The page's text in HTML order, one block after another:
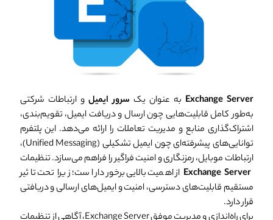
Exchange Server به عنوان یک سرور ایمیل و ارتباطات شرکتی
به‌طور کامل قابلیت‌هایی چون ارسال و دریافت ایمیل، تقویم‌بندی،
اشتراک‌گذاری منابع و مدیریت تعاملات را ارائه می‌دهد. این پلتفرم
توانایی‌های پیشرفته‌ای چون ایمیل تشکیلی (Unified Messaging)،
ارتباطات موبایل، رمزنگاری و امنیت فراگیر را فراهم می‌سازد. تنظیمات
Exchange Server از اهمیت بالایی برخوردار است؛ زیرا تحت تاثیر
مستقیم قابلیت‌های دسترسی، امنیت و ایمیل‌های ارسالی و دریافتی
قرار دارد.